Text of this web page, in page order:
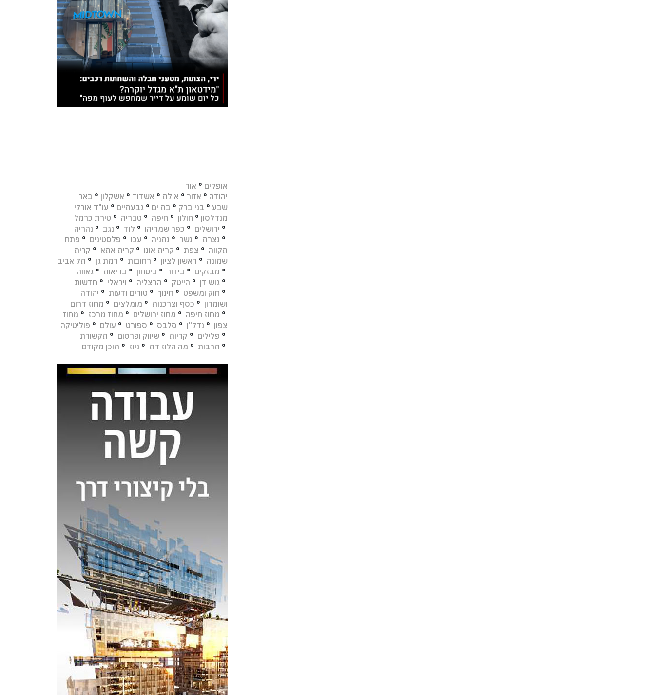
אופקים ° אור
יהודה ° אזור ° אילת ° אשדוד ° אשקלון ° באר
שבע ° בני ברק ° בת ים ° גבעתיים ° עו"ד אורלי
מנדלסון ° חולון ° חיפה ° טבריה ° טירת כרמל
° ירושלים ° כפר שמריהו ° לוד ° נגב ° נהריה
° נצרת ° נשר ° נתניה ° עכו ° פלסטינים ° פתח
תקווה ° צפת ° קרית אונו ° קרית אתא ° קרית
שמונה ° ראשון לציון ° רחובות ° רמת גן ° תל אביב
° מבזקים ° בידור ° ביטחון ° בריאות ° גאווה
° גוש דן ° הייטק ° הרצליה ° ויראלי ° חדשות
° חוק ומשפט ° חינוך ° טורים ודעות ° יהודה
ושומרון ° כסף וצרכנות ° מומלצים ° מחוז דרום
° מחוז חיפה ° מחוז ירושלים ° מחוז מרכז ° מחוז
צפון ° נדל"ן ° סלבס ° ספורט ° עולם ° פוליטיקה
° פלילים ° קריות ° שיווק ופרסום ° תקשורת
° תרבות ° מה הלוז דת ° ניוז ° תוכן מקודם